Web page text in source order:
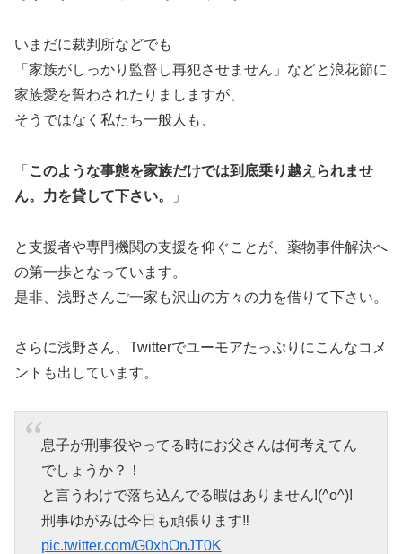
いまだに裁判所などでも
「家族がしっかり監督し再犯させません」などと浪花節に
家族愛を誓わされたりましますが、
そうではなく私たち一般人も、
「 このような事態を家族だけでは到底乗り越えられませ
ん。力を貸して下さい。
」
と支援者や専門機関の支援を仰ぐことが、薬物事件解決へ
の第一歩となっています。
是非、浅野さんご一家も沢山の方々の力を借りて下さい。
さらに浅野さん、Twitterでユーモアたっぷりにこんなコメ
ントも出しています。
息子が刑事役やってる時にお父さんは何考えてん
でしょうか？！
と言うわけで落ち込んでる暇はありません!(^o^)!
刑事ゆがみは今日も頑張ります‼️
pic.twitter.com/G0xhOnJT0K